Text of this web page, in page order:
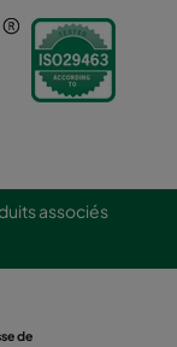
associés
de